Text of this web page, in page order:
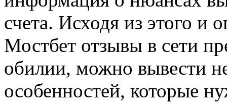
счета. Исходя из этого и
Мостбет отзывы в сети
обилии, можно вывести
особенностей, которые